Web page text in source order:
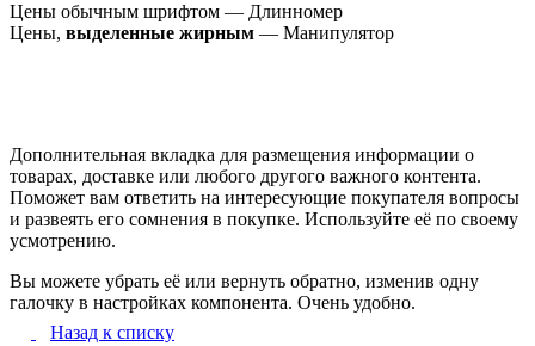
Цены обычным шрифтом — Длинномер
Цены, выделенные жирным — Манипулятор
Дополнительная вкладка для размещения информации о
товарах, доставке или любого другого важного контента.
Поможет вам ответить на интересующие покупателя вопросы
и развеять его сомнения в покупке. Используйте её по своему
усмотрению.
Вы можете убрать её или вернуть обратно, изменив одну
галочку в настройках компонента. Очень удобно.
Назад к списку